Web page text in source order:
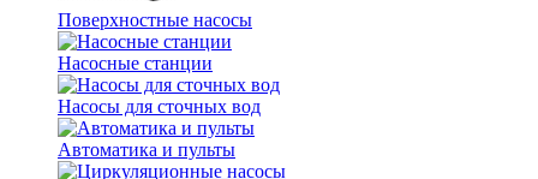
Поверхностные насосы
Насосные станции
Насосы для сточных вод
Автоматика и пульты